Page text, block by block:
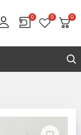
0 0 0